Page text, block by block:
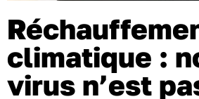
climatique :
virus n’est